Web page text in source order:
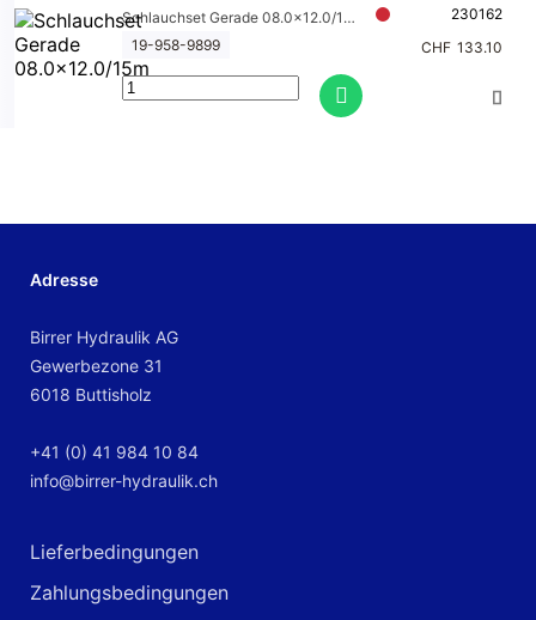
Schlauchset Gerade 08.0x12.0/15m
230162
19-958-9899
CHF 133.10
Adresse
Birrer Hydraulik AG
Gewerbezone 31
6018 Buttisholz
+41 (0) 41 984 10 84
info@birrer-hydraulik.ch
Lieferbedingungen
Zahlungsbedingungen